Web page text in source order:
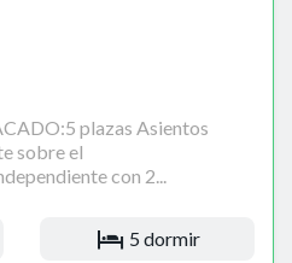
plazas Asientos
sobre el
con 2...
5 dormir